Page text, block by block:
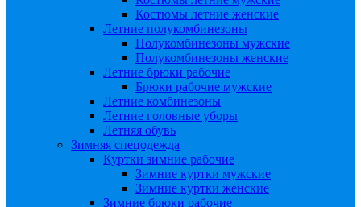
Костюмы летние женские
Летние полукомбинезоны
Полукомбинезоны мужские
Полукомбинезоны женские
Летние брюки рабочие
Брюки рабочие мужские
Летние комбинезоны
Летние головные уборы
Летняя обувь
Зимняя спецодежда
Куртки зимние рабочие
Зимние куртки мужские
Зимние куртки женские
Зимние брюки рабочие